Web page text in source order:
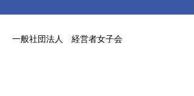
一般社団法人 経営者女子会